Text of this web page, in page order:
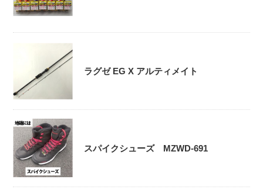
ラグゼ EG X アルティメイト
スパイクシューズ MZWD-691